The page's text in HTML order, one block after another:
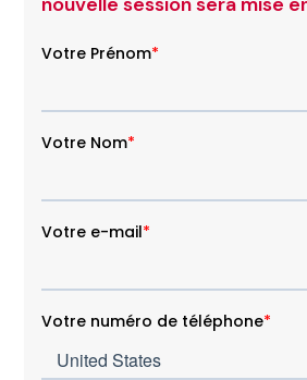
Montreuil - Campus
Mulhouse
Nanterre